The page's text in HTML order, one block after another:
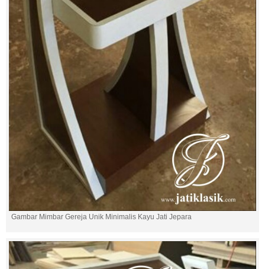
Gambar Mimbar Gereja Unik Minimalis Kayu Jati Jepara